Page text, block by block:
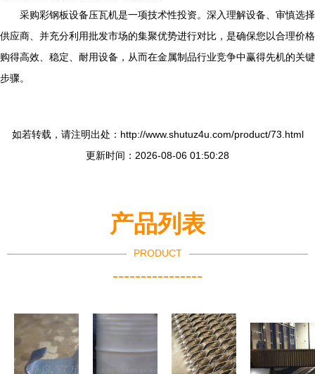
采购彩钢板设备压瓦机是一项技术性投资。深入理解设备、审慎选择
供应商、并充分利用批发市场的集聚优势进行对比，是确保您以合理价格
购得高效、稳定、耐用设备，从而在金属制品行业竞争中赢得先机的关键
步骤。
如若转载，请注明出处：http://www.shutuz4u.com/product/73.html
更新时间：2026-08-06 01:50:28
产品列表
PRODUCT
----------------